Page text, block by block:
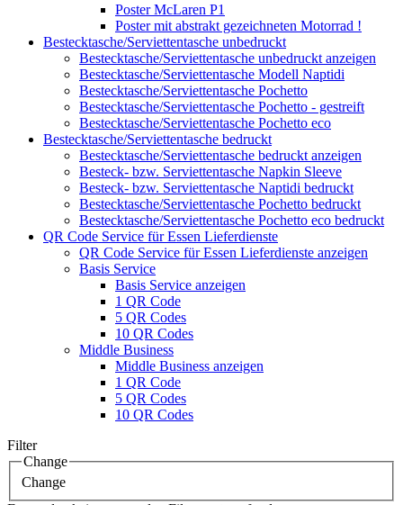
Poster McLaren P1
Poster mit abstrakt gezeichneten Motorrad !
Bestecktasche/Serviettentasche unbedruckt
Bestecktasche/Serviettentasche unbedruckt anzeigen
Bestecktasche/Serviettentasche Modell Naptidi
Bestecktasche/Serviettentasche Pochetto
Bestecktasche/Serviettentasche Pochetto - gestreift
Bestecktasche/Serviettentasche Pochetto eco
Bestecktasche/Serviettentasche bedruckt
Bestecktasche/Serviettentasche bedruckt anzeigen
Besteck- bzw. Serviettentasche Napkin Sleeve
Besteck- bzw. Serviettentasche Naptidi bedruckt
Bestecktasche/Serviettentasche Pochetto bedruckt
Bestecktasche/Serviettentasche Pochetto eco bedruckt
QR Code Service für Essen Lieferdienste
QR Code Service für Essen Lieferdienste anzeigen
Basis Service
Basis Service anzeigen
1 QR Code
5 QR Codes
10 QR Codes
Middle Business
Middle Business anzeigen
1 QR Code
5 QR Codes
10 QR Codes
Filter
Change
Change